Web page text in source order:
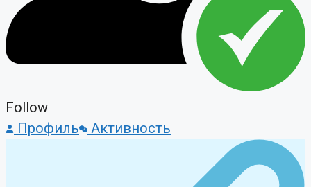
Follow
Профиль
Активность